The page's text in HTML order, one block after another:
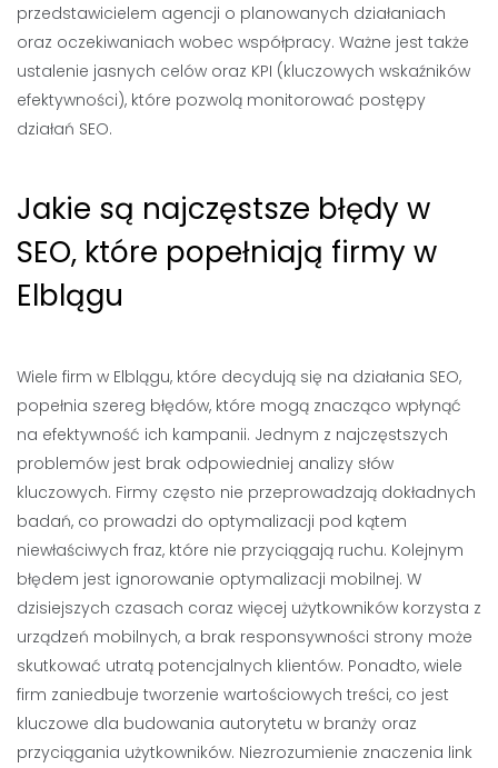
przedstawicielem agencji o planowanych działaniach
oraz oczekiwaniach wobec współpracy. Ważne jest także
ustalenie jasnych celów oraz KPI (kluczowych wskaźników
efektywności), które pozwolą monitorować postępy
działań SEO.
Jakie są najczęstsze błędy w
SEO, które popełniają firmy w
Elblągu
Wiele firm w Elblągu, które decydują się na działania SEO,
popełnia szereg błędów, które mogą znacząco wpłynąć
na efektywność ich kampanii. Jednym z najczęstszych
problemów jest brak odpowiedniej analizy słów
kluczowych. Firmy często nie przeprowadzają dokładnych
badań, co prowadzi do optymalizacji pod kątem
niewłaściwych fraz, które nie przyciągają ruchu. Kolejnym
błędem jest ignorowanie optymalizacji mobilnej. W
dzisiejszych czasach coraz więcej użytkowników korzysta z
urządzeń mobilnych, a brak responsywności strony może
skutkować utratą potencjalnych klientów. Ponadto, wiele
firm zaniedbuje tworzenie wartościowych treści, co jest
kluczowe dla budowania autorytetu w branży oraz
przyciągania użytkowników. Niezrozumienie znaczenia link